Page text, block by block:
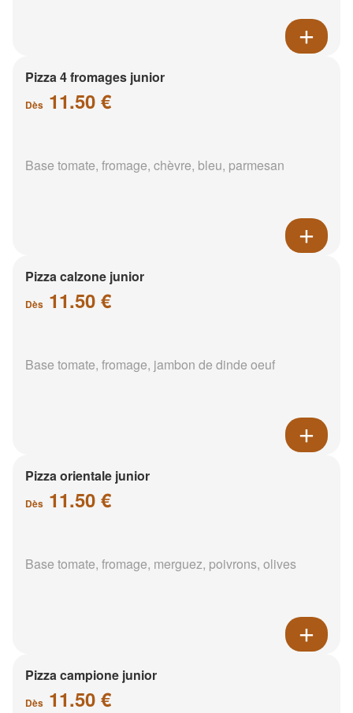
Pizza 4 fromages junior
Dès 11.50 €
Base tomate, fromage, chèvre, bleu, parmesan
Pizza calzone junior
Dès 11.50 €
Base tomate, fromage, jambon de dinde oeuf
Pizza orientale junior
Dès 11.50 €
Base tomate, fromage, merguez, poivrons, olives
Pizza campione junior
Dès 11.50 €